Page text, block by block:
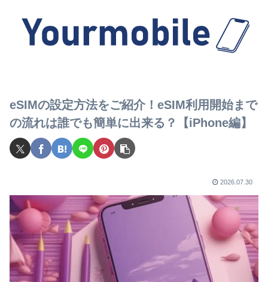
eSIMの設定方法をご紹介！eSIM利用開始まで
の流れは誰でも簡単に出来る？【iPhone編】
2026.07.30